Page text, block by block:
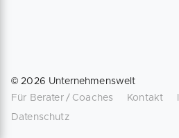
©2026 Unternehmenswelt
Für Berater / Coaches
Kontakt
Datenschutz